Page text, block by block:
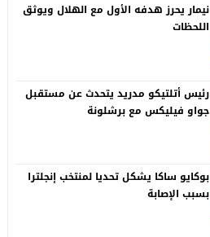
نيمار يحرز هدفه الأول مع الهلال ويوثق
اللحظات
رئيس أتلتيكو مدريد يتحدث عن مستقبل
جواو فيليكس مع برشلونة
بوكايو ساكا يشكل تحديا لمنتخب إنجلترا
بسبب الإصابة